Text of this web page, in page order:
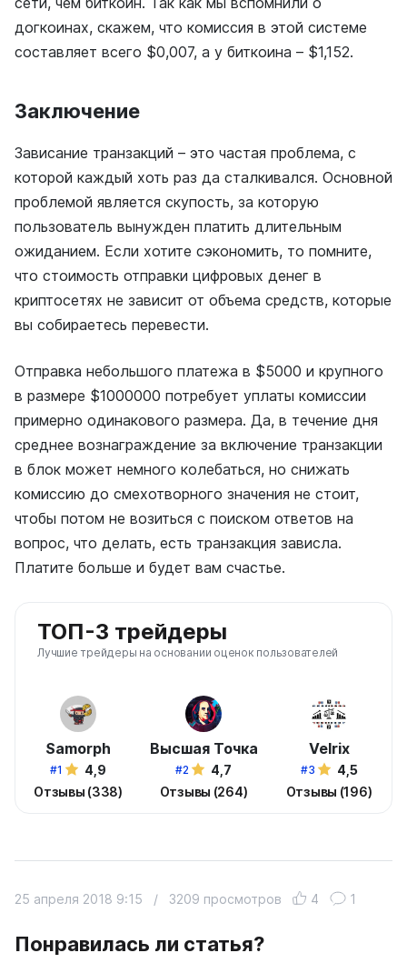
догкоинах, скажем, что комиссия в этой системе
составляет всего $0,007, а у биткоина – $1,152.
Заключение
Зависание транзакций – это частая проблема, с
которой каждый хоть раз да сталкивался. Основной
проблемой является скупость, за которую
пользователь вынужден платить длительным
ожиданием. Если хотите сэкономить, то помните,
что стоимость отправки цифровых денег в
криптосетях не зависит от объема средств, которые
вы собираетесь перевести.
Отправка небольшого платежа в $5000 и крупного
в размере $1000000 потребует уплаты комиссии
примерно одинакового размера. Да, в течение дня
среднее вознаграждение за включение транзакции
в блок может немного колебаться, но снижать
комиссию до смехотворного значения не стоит,
чтобы потом не возиться с поиском ответов на
вопрос, что делать, есть транзакция зависла.
Платите больше и будет вам счастье.
ТОП-3 трейдеры
Лучшие трейдеры на основании оценок пользователей
Samorph
#1
4,9
Отзывы (338)
Высшая Точка
#2
4,7
Отзывы (264)
Velrix
#3
4,5
Отзывы (196)
Понравилась ли статья?
25 апреля 2018 9:15 / 3209 просмотров 4 1